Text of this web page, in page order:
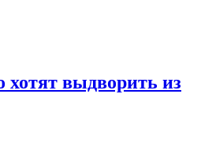
хотят выдворить из